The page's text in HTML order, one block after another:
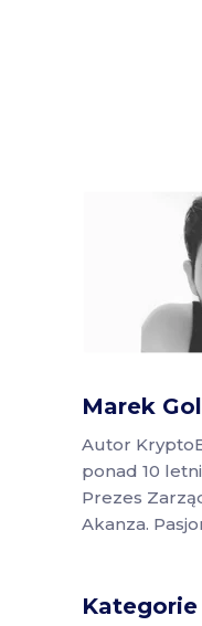
Marek
Autor
ponad 10
Prezes
Akanza.
Kategorie